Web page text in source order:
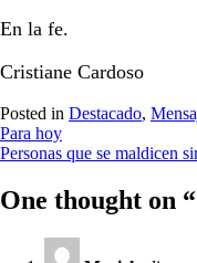
En la fe.
Cristiane Cardoso
Posted in Destacado,
Navegación
de
entradas
Para hoy
Personas que se maldicen
One thought on “